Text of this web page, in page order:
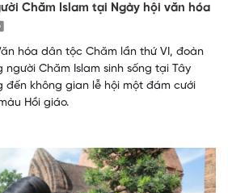
Chăm Islam tại Ngày hội văn hóa
hóa dân tộc Chăm lần thứ VI, đoàn
Chăm Islam sinh sống tại Tây
đến không gian lễ hội một đám cưới
Hồi giáo.